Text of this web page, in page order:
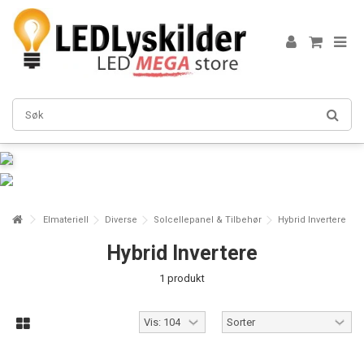
Elmateriell Diverse Solcellepanel & Tilbehør Hybrid Invertere
Hybrid Invertere
1 produkt